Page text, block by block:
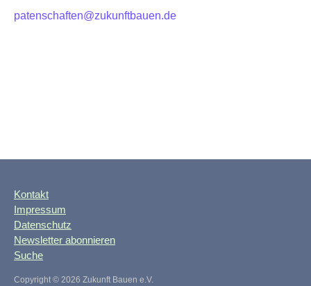
patenschaften@zukunftbauen.de
Kontakt
Impressum
Datenschutz
Newsletter abonnieren
Suche
Copyright © 2026 Zukunft Bauen e.V.